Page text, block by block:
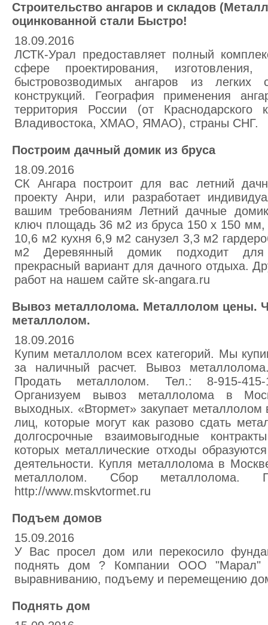
Строительство ангаров и складов
оцинкованной стали Быстро!
18.09.2016
ЛСТК-Урал предоставляет полный
сфере проектирования,
быстровозводимых ангаров из легких
конструкций. География применения
территория России (от
Владивостока, ХМАО, ЯМАО), страны СНГ.
Построим дачный домик из бруса
18.09.2016
СК Ангара построит для вас летний
проекту Анри, или разработает
вашим требованиям Летний дачные
ключ площадь 36 м2 из бруса 150 х 150
10,6 м2 кухня 6,9 м2 санузел 3,3 м2
м2 Деревянный домик подходит для
прекрасный вариант для дачного отдыха.
работ на нашем сайте sk-angara.ru
Вывоз металлолома. Металлолом цены.
металлолом.
18.09.2016
Купим металлолом всех категорий. Мы
за наличный расчет. Вывоз
Продать металлолом. Тел.: 8-915-415-
Организуем вывоз металлолома в
выходных. «Втормет» закупает
лиц, которые могут как разово сдать
долгосрочные взаимовыгодные
которых металлические отходы
деятельности. Купля металлолома в
металлолом. Сбор металлолома.
http://www.mskvtormet.ru
Подъем домов
15.09.2016
У Вас просел дом или перекосило
поднять дом ? Компании ООО "Марал"
выравниванию, подъему и перемещению
Поднять дом